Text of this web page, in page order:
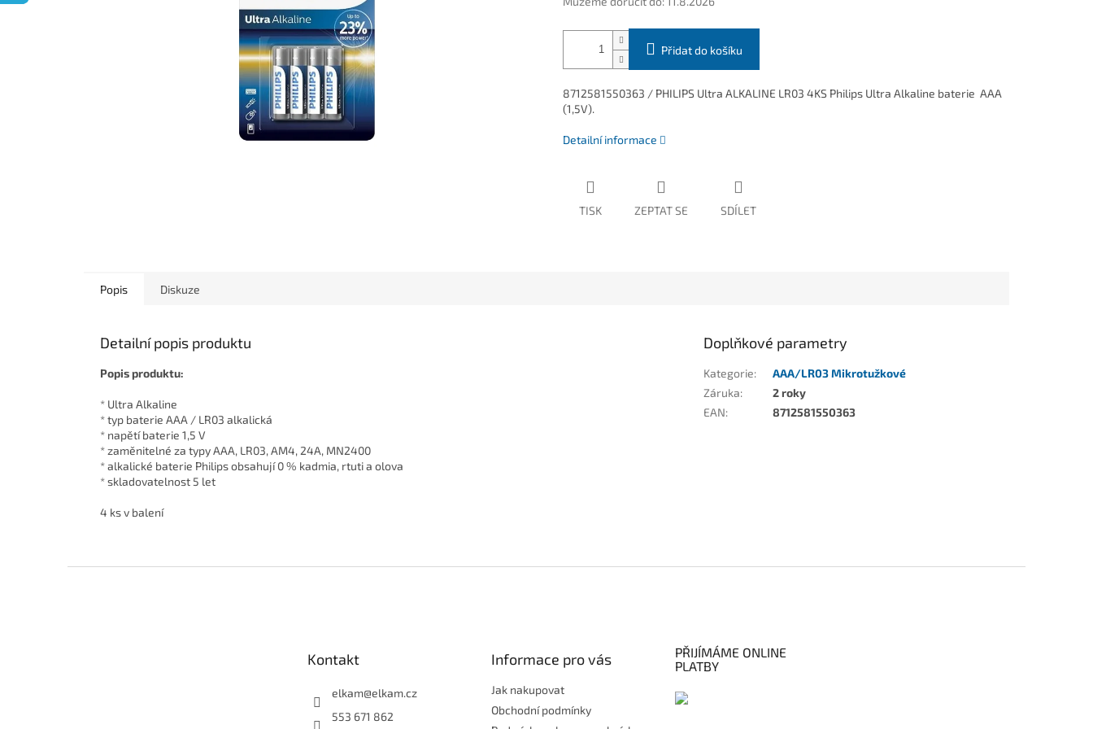
Přidat do košíku
8712581550363 / PHILIPS Ultra ALKALINE LR03 4KS Philips Ultra Alkaline baterie AAA
(1,5V).
Detailní informace
TISK ZEPTAT SE SDÍLET
Popis Diskuze
Detailní popis produktu
Popis produktu:
* Ultra Alkaline
* typ baterie AAA / LR03 alkalická
* napětí baterie 1,5 V
* zaměnitelné za typy AAA, LR03, AM4, 24A, MN2400
* alkalické baterie Philips obsahují 0 % kadmia, rtuti a olova
* skladovatelnost 5 let
4 ks v balení
Doplňkové parametry
Kategorie:
AAA/LR03 Mikrotužkové
Záruka:
2 roky
EAN: 8712581550363
Kontakt
elkam@elkam.cz
553 671 862
Informace pro vás
Jak nakupovat
Obchodní podmínky
PŘIJÍMÁME ONLINE
PLATBY